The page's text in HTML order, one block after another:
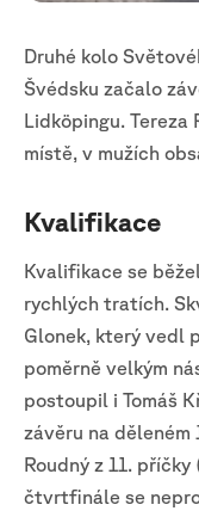
Druhé kolo
Švédsku začalo
Lidköpingu. Tereza
místě, v mužích
Kvalifikace
Kvalifikace se
rychlých tratích.
Glonek, který vedl
poměrně velkým
postoupil i Tomáš
závěru na
Roudný z 11.
čtvrtfinále se